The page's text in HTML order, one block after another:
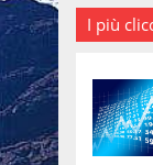
I più